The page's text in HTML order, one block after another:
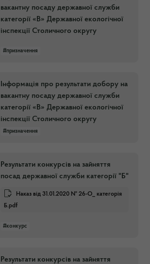
вакантну посаду державної служби
категорії «В» Державної екологічної
інспекції Столичного округу
#призначення
Інформація про результати добору на
вакантну посаду державної служби
категорії «В» Державної екологічної
інспекції Столичного округу
#призначення
Результати конкурсів на зайняття
посад державної служби категорії "Б"
Наказ від 31.01.2020 № 26-О_ категорія
Б.pdf
#конкурс
Результати конкурсів на зайняття